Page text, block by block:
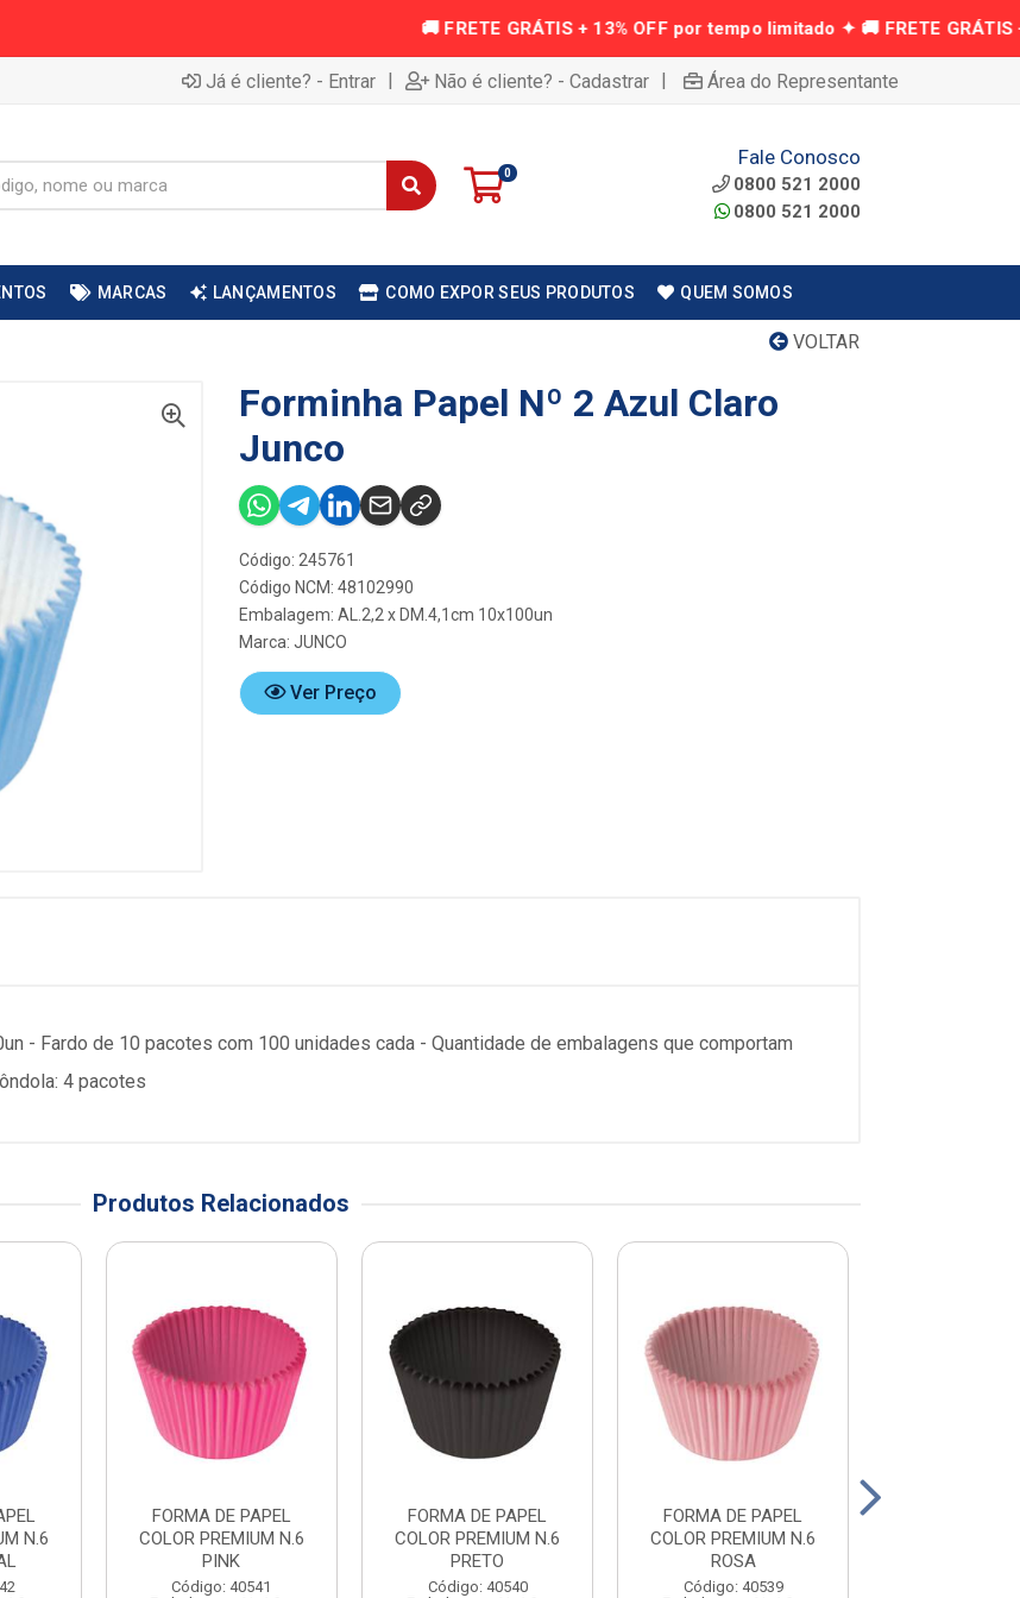
Já é cliente? - Entrar | Não é cliente? - Cadastrar | Área do Representante
0
Fale Conosco
0800 521 2000
0800 521 2000
MARCAS LANÇAMENTOS COMO EXPOR SEUS PRODUTOS QUEM SOMOS
VOLTAR
Forminha Papel Nº 2 Azul Claro
Junco
Código: 245761
Código NCM: 48102990
Embalagem: AL.2,2 x DM.4,1cm 10x100un
Marca: JUNCO
Ver Preço
- Fardo de 10 pacotes com 100 unidades cada - Quantidade de embalagens que comportam
4 pacotes
Produtos Relacionados
N.6
FORMA DE PAPEL
COLOR PREMIUM N.6
PINK
Código: 40541
FORMA DE PAPEL
COLOR PREMIUM N.6
PRETO
Código: 40540
FORMA DE PAPEL
COLOR PREMIUM N.6
ROSA
Código: 40539